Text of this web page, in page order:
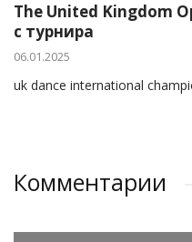
The United Kingdom
с турнира
06.01.2025
uk dance international
Комментарии